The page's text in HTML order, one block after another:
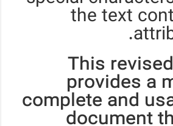
the text
This
provides a
complete and
document